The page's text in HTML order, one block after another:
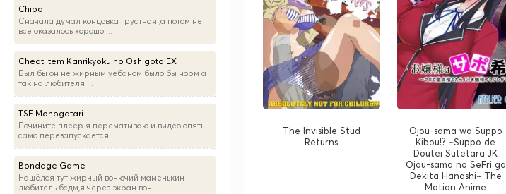
The Invisible Stud
Returns
Ojou-sama wa Suppo
Kibou!? ~Suppo de
Doutei Sutetara JK
Ojou-sama no SeFri ga
Dekita Hanashi~ The
Motion Anime
Chibo
Сначала думал концовка грустная ,а потом нет
все оказалось хорошо ...
Cheat Item Kanrikyoku no Oshigoto EX
Был бы он не жирным уебаном было бы норм а
так на любителя ...
TSF Monogatari
Почините плеер я перематываю и видео опять
само перезапускается ...
Bondage Game
Нашёлся тут жирный вонючий маменькин
любитель бсдм,я через экран вонь...